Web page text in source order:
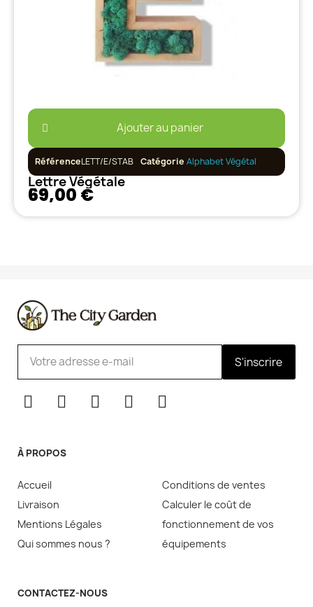
Ajouter au panier
RéférenceLETT/E/STAB Catégorie Alphabet Végétal
Lettre Végétale
69,00 €
S'inscrire
À PROPOS
Accueil
Livraison
Mentions Légales
Qui sommes nous ?
Conditions de ventes
Calculer le coût de
fonctionnement de vos
équipements
CONTACTEZ-NOUS